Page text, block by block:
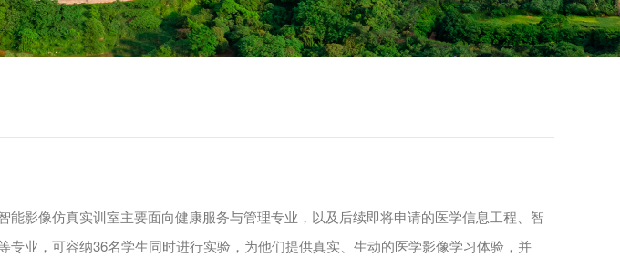
能影像仿真实训室主要面向健康服务与管理专业，以及后续即将申请的医学信息工程、智
专业，可容纳36名学生同时进行实验，为他们提供真实、生动的医学影像学习体验，并